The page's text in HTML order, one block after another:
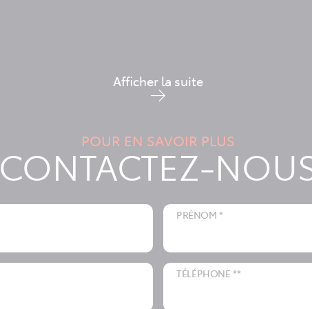
Afficher la suite
POUR EN SAVOIR PLUS
CONTACTEZ-
PRÉNOM *
TÉLÉPHONE **